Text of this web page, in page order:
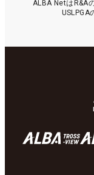
ALBA NetはR&A
USLPGA